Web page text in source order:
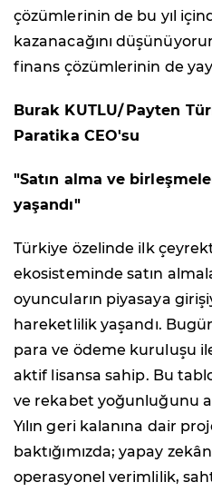
çözümlerinin de bu yıl
kazanacağını
finans çözümlerinin de
Burak KUTLU/Payten T
Paratika CEO'su
"Satın alma ve
yaşandı"
Türkiye özelinde ilk
ekosisteminde satın
oyuncuların piyasaya
hareketlilik yaşandı.
para ve ödeme kuruluşu
aktif lisansa sahip. Bu
ve rekabet yoğunluğunu
Yılın geri kalanına dair
baktığımızda; yapay
operasyonel verimlilik,